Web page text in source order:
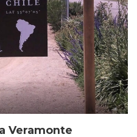
Veramonte